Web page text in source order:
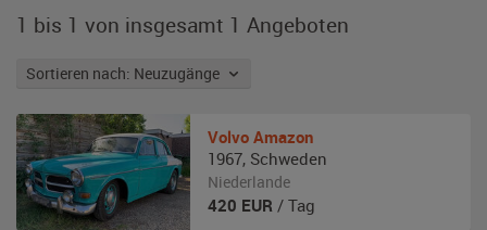
1 bis 1 von insgesamt 1 Angeboten
Sortieren nach: Neuzugänge
Volvo Amazon
1967, Schweden
Niederlande
420 EUR / Tag